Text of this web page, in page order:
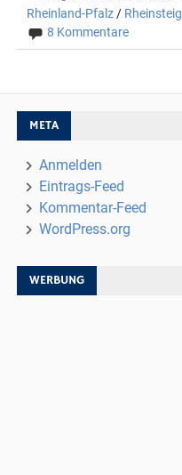
Rheinland-Pfalz / Rheinsteig
8 Kommentare
META
Anmelden
Eintrags-Feed
Kommentar-Feed
WordPress.org
WERBUNG